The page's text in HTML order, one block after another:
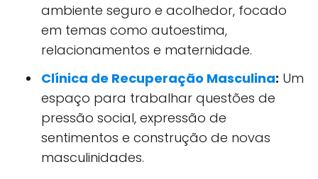
ambiente seguro e acolhedor, focado
em temas como autoestima,
relacionamentos e maternidade.
Clínica de Recuperação Masculina: Um
espaço para trabalhar questões de
pressão social, expressão de
sentimentos e construção de novas
masculinidades.